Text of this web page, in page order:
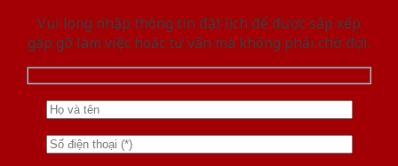
Vui lòng nhập thông tin đặt lịch để được sắp xếp
gặp gỡ làm việc hoăc tư vấn mà không phải chờ đợi.